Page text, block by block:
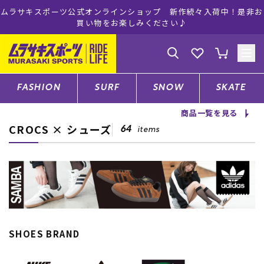
ムラサキスポーツ公式オンラインショップ 新作続々入荷中！是非お
買い物をお楽しみください♪
ゲスト様
ログイン 会員登録
店舗一覧
CATEGORY
FASHION SURF SNOW SKATE
商品一覧を見る
CROCS × シューズ 64 items
SHOES BRAND